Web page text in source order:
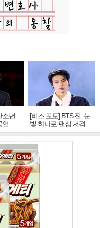
소년
중
우라
[비즈 포토] BTS 진, 눈
빛 하나로 팬심 저격…
독보적 카리스마